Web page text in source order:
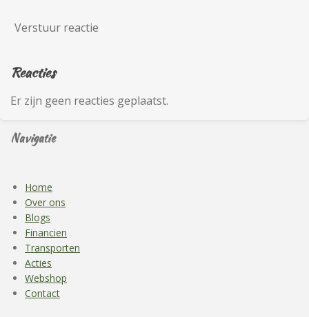
Verstuur reactie
Reacties
Er zijn geen reacties geplaatst.
Navigatie
Home
Over ons
Blogs
Financien
Transporten
Acties
Webshop
Contact